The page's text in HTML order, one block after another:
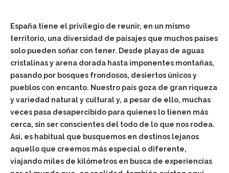
España tiene el privilegio de reunir, en un mismo
territorio, una diversidad de paisajes que muchos países
solo pueden soñar con tener. Desde playas de aguas
cristalinas y arena dorada hasta imponentes montañas,
pasando por bosques frondosos, desiertos únicos y
pueblos con encanto. Nuestro país goza de gran riqueza
y variedad natural y cultural y, a pesar de ello, muchas
veces pasa desapercibido para quienes lo tienen más
cerca, sin ser conscientes del todo de lo que nos rodea.
Así, es habitual que busquemos en destinos lejanos
aquello que creemos más especial o diferente,
viajando miles de kilómetros en busca de experiencias